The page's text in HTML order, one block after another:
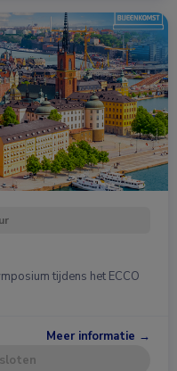
tijdens het ECCO
Meer informatie →